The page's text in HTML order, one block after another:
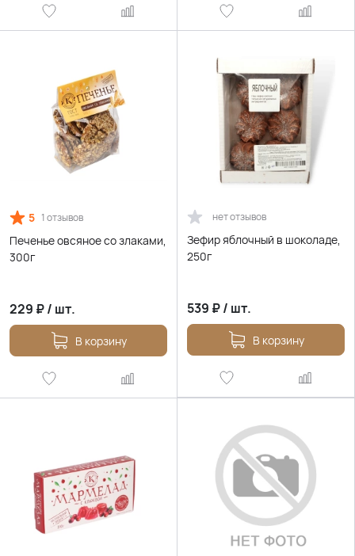
5 1 отзывов
Печенье овсяное со злаками,
300г
229 ₽/ шт.
В корзину
нет отзывов
Зефир яблочный в шоколаде,
250г
539 ₽/ шт.
В корзину